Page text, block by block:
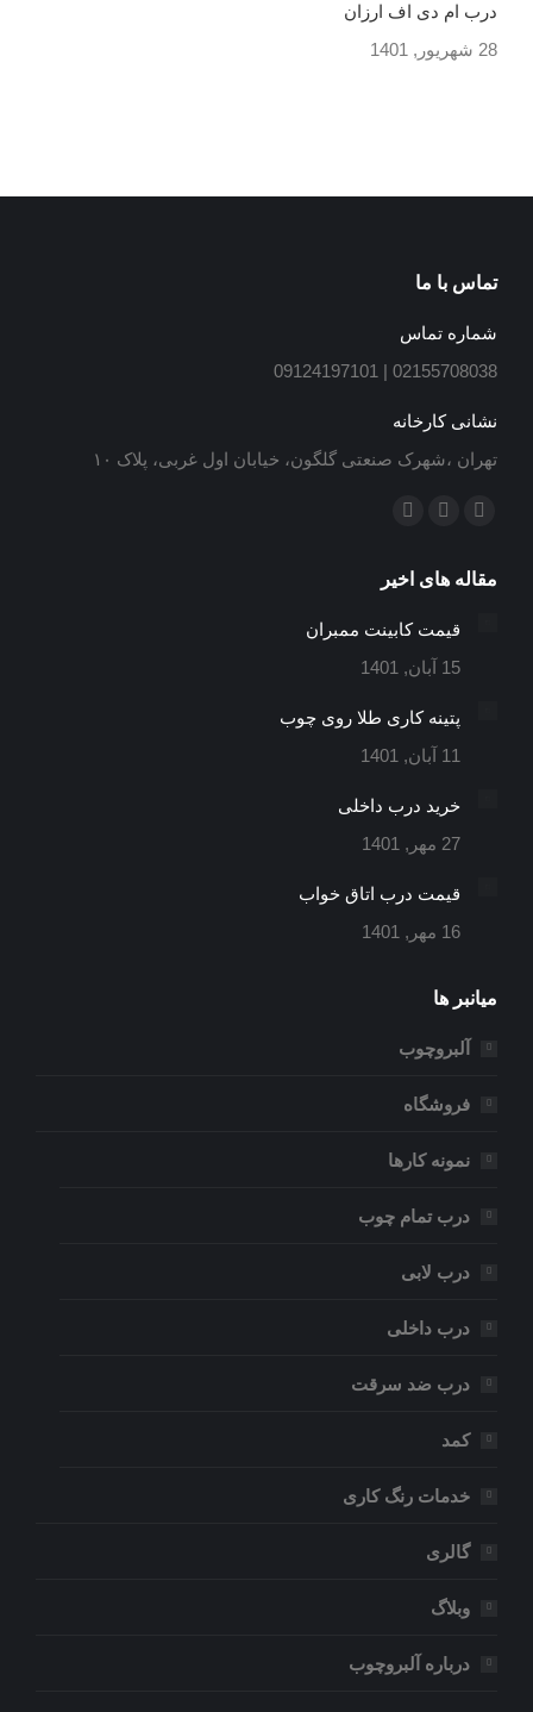
درب ام دی اف ارزان
28 شهریور, 1401
تماس با ما
شماره تماس
02155708038 | 09124197101
نشانی کارخانه
تهران ،شهرک صنعتی گلگون، خیابان اول غربی، پلاک ۱۰
ما را دنبال کنید در:
کردن
پنجره
جدید
کردن
برگه
پنجره
جدید
کردن
برگه
پنجره
جدید
مقاله های اخیر
قیمت کابینت ممبران
15 آبان, 1401
پتینه کاری طلا روی چوب
11 آبان, 1401
خرید درب داخلی
27 مهر, 1401
قیمت درب اتاق خواب
16 مهر, 1401
میانبر ها
آلبروچوب
فروشگاه
نمونه کارها
درب تمام چوب
درب لابی
درب داخلی
درب ضد سرقت
کمد
خدمات رنگ کاری
گالری
وبلاگ
درباره آلبروچوب